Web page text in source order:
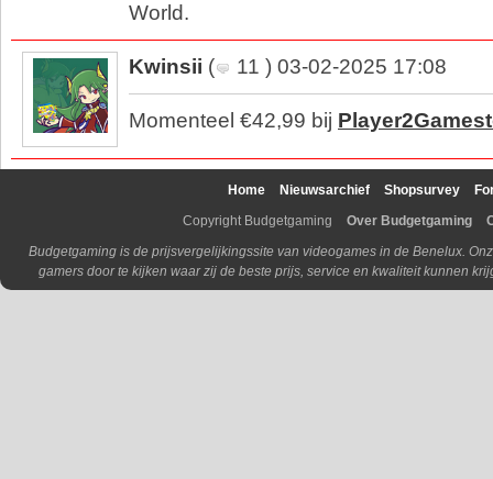
World.
Kwinsii ( 11 ) 03-02-2025 17:08
Momenteel €42,99 bij
Home Nieuwsarchief Shopsurvey
Copyright Budgetgaming
Over Budgetgaming
Budgetgaming is de prijsvergelijkingssite van videogames in de Benelux.
gamers door te kijken waar zij de beste prijs, service en kwaliteit kunnen